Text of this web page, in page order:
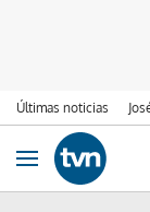
Últimas noticias
Ir al contenido
Obrir navegació